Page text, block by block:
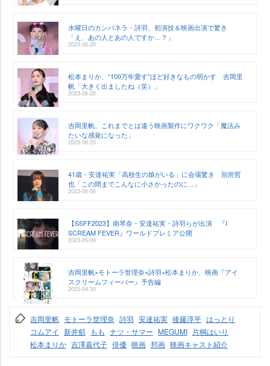
水曜日のカンパネラ・詩羽、初演技＆映画出演で驚き
「え、あの人とあの人ですか…？」
2023-06-20
松本まりか、“100万年愛す”ほど好きなもの明かす 吉岡里
帆「大きく出ましたね（笑）」
2023-06-20
吉岡里帆、これまでとは違う映画製作にワクワク「魔法み
たいな感覚になった」
2023-06-20
41歳・安達祐実「高校生の娘がいる」に会場驚き 別所哲
也「この間までこんなに小さかったのに…」
2023-06-06
【SSFF2023】南琴奈・安達祐実・詩羽らが出演 『I
SCREAM FEVER』ワールドプレミア公開
2023-05-09
吉岡里帆×モトーラ世理奈×詩羽×松本まりか、映画『アイ
スクリームフィーバー』予告編
2023-04-30
吉岡里帆 モトーラ世理奈 詩羽 安達祐実 後藤淳平 はっとり
コムアイ 新井郁 もも ナツ・サマー MEGUMI 片桐はいり
松本まりか 吉澤嘉代子 俳優 映画 邦画 映画キャスト紹介